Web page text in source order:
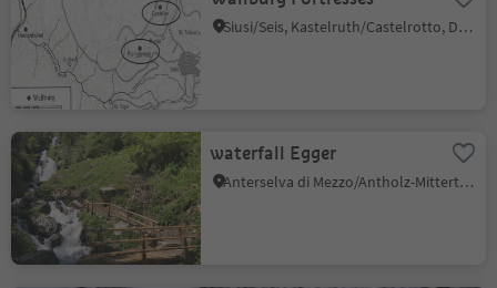
Siusi/Seis, Kastelruth/Castelrotto, Dolomites Region Seiser Alm
waterfall Egger
Anterselva di Mezzo/Antholz-Mittertal, Rasen-Antholz/Rasun Anterselva, Dolomites Region Kronplatz/Plan de Corones